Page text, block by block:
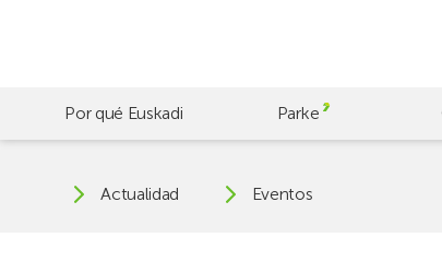
Por qué Euskadi Parke
Actualidad Eventos